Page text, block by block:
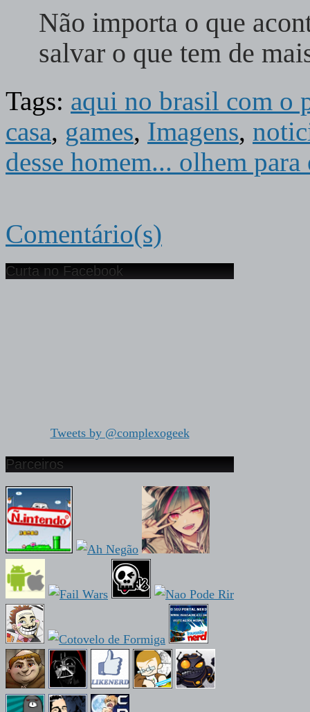
Não importa o que
salvar o que tem de
Tags: aqui no brasil com o
casa, games, Imagens,
desse homem... olhem para
Comentário(s)
Curta no Facebook
Tweets by @complexogeek
Parceiros